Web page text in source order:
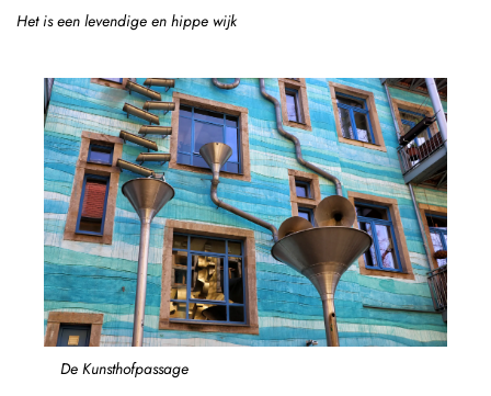
Het is een levendige en hippe wijk
De Kunsthofpassage